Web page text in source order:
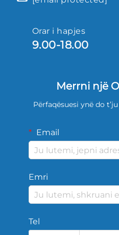
Orar i hapjes
9.00-18.00
Merrni një
Përfaqësuesi ynë do
Email
Emri
Tel